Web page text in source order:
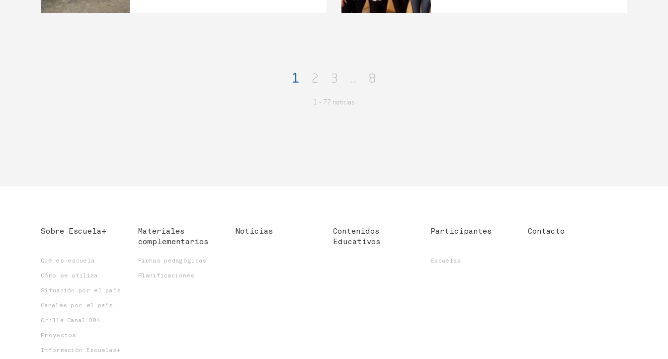
1 2 3 … 8
1 - 77 noticias
Sobre Escuela+
Qué es escuela
Cómo se utiliza
Situación por el país
Canales por el país
Grilla Canal 804
Proyectos
Información Escuelas+
Materiales
complementarios
Fichas pedagógicas
Planificaciones
Noticias
Contenidos
Educativos
Participantes
Escuelas
Contacto